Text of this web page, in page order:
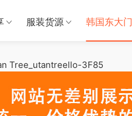
服装货源 韩国东大门
Tree_utantreello-3F85